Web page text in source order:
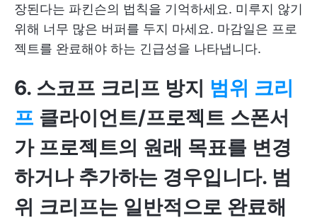
장된다는 파킨슨의 법칙을 기억하세요. 미루지 않기
위해 너무 많은 버퍼를 두지 마세요. 마감일은 프로
젝트를 완료해야 하는 긴급성을 나타냅니다.
6. 스코프 크리프 방지 범위 크리
프 클라이언트/프로젝트 스폰서
가 프로젝트의 원래 목표를 변경
하거나 추가하는 경우입니다. 범
위 크리프는 일반적으로 완료해